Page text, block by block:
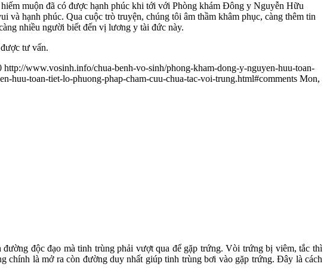
muộn đã có được hạnh phúc khi tới với Phòng khám Đông y Nguyễn Hữu
hạnh phúc. Qua cuộc trò truyện, chúng tôi âm thầm khâm phục, càng thêm tin
nhiều người biết đến vị lương y tài đức này.
tư vấn.
http://www.vosinh.info/chua-benh-vo-sinh/phong-kham-dong-y-nguyen-huu-toan-
huu-toan-tiet-lo-phuong-phap-cham-cuu-chua-tac-voi-trung.html#comments Mon,
độc đạo mà tinh trùng phải vượt qua để gặp trứng. Vòi trứng bị viêm, tắc thì
là mở ra còn đường duy nhất giúp tinh trùng bơi vào gặp trứng. Đây là cách